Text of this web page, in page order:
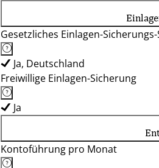
Gesetzliches Einlagen-
Ja, Deutschland
Freiwillige Einlagen-Sicherung
Ja
Kontoführung pro Monat